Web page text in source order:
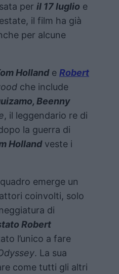
per il 17 luglio e
il film ha già
per alcune
Hollande Robert
che include
Beenny
, il leggendario re di
la guerra di
Hollandveste i
emerge un
coinvolti, solo
di
Robert
l’unico a fare
. La sua
come tutti gli altri